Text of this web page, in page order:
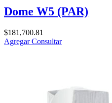
Dome W5 (PAR)
$181,700.81
AgregarConsultar